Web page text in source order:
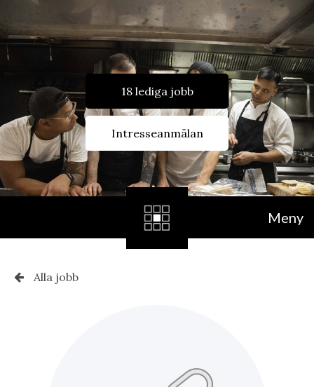
18 lediga jobb
Intresseanmälan
Meny
Alla jobb